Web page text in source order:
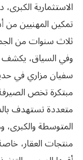
الاستثمارية
تمكين المهنيين من
ثلاث سنوات من
وفي السياق، يكشف
سفيان مزاري في
متعددة تستهدف
المتوسطة
منتجات العقار،